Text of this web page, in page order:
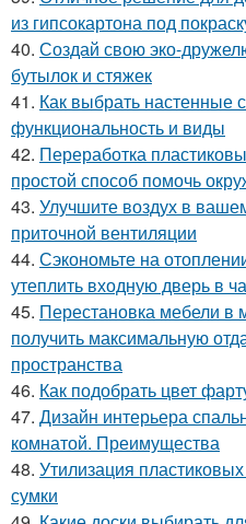
из гипсокартона под
40. Создай свою эко-
бутылок и стяжек
41. Как выбрать настенные
функциональность и виды
42. Переработка
простой способ помочь
43. Улучшите воздух в
приточной вентиляции
44. Сэкономьте на
утеплить входную дверь в
45. Перестановка мебели в
получить максимальную
пространства
46. Как подобрать цвет
47. Дизайн интерьера
комнатой. Преимущества
48. Утилизация
сумки